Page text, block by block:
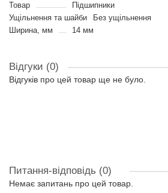
Товар
Підшипники
Ущільнення та шайби
Без ущільнення
Ширина, мм
14 мм
Відгуки (0)
Відгуків про цей товар ще не було.
Питання-відповідь (0)
Немає запитань про цей товар.